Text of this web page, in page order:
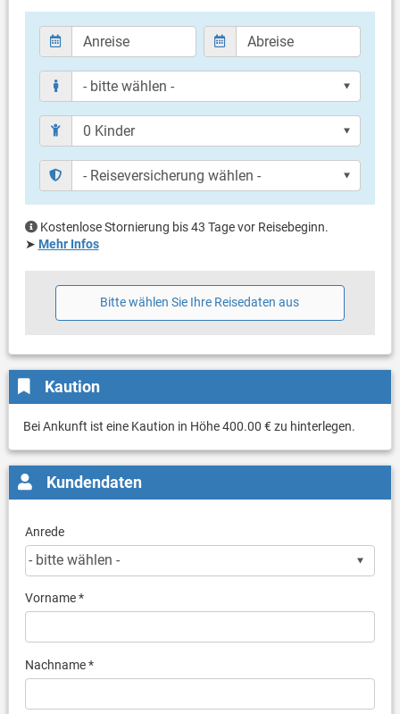
Kostenlose Stornierung bis 43 Tage vor Reisebeginn.
➤ Mehr Infos
Bitte wählen Sie Ihre Reisedaten aus
Kaution
Bei Ankunft ist eine Kaution in Höhe 400.00 € zu hinterlegen.
Kundendaten
Anrede
Vorname *
Nachname *